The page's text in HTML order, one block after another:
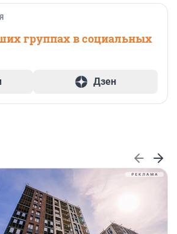
группах в социальных
Дзен